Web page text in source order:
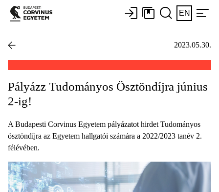
EN
2023.05.30.
Pályázz Tudományos Ösztöndíjra június
2-ig!
A Budapesti Corvinus Egyetem pályázatot hirdet Tudományos
ösztöndíjra az Egyetem hallgatói számára a 2022/2023 tanév 2.
félévében.